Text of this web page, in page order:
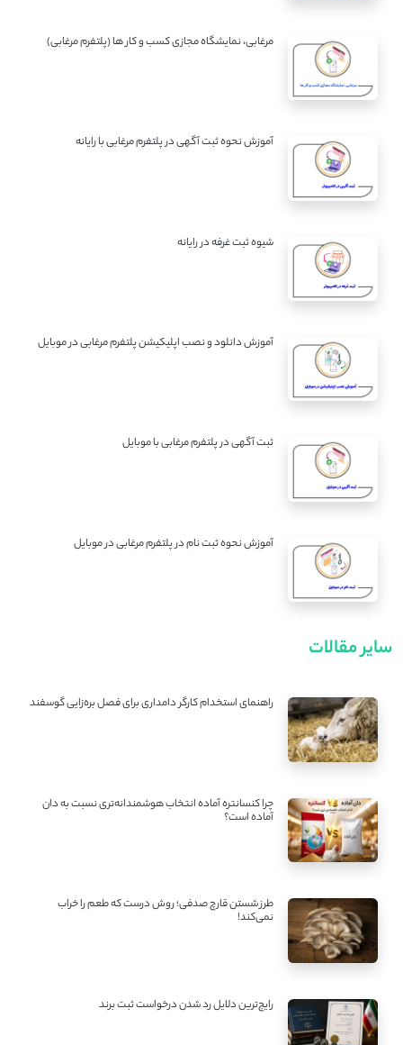
مرغابی، نمایشگاه مجازی کسب و کار ها (پلتفرم مرغابی)
آموزش نحوه ثبت آگهی در پلتفرم مرغابی با رایانه
شیوه ثبت غرفه در رایانه
آموزش دانلود و نصب اپلیکیشن پلتفرم مرغابی در موبایل
ثبت آگهی در پلتفرم مرغابی با موبایل
آموزش نحوه ثبت نام در پلتفرم مرغابی در موبایل
سایر مقالات
راهنمای استخدام کارگر دامداری برای فصل بره‌زایی گوسفند
چرا کنسانتره آماده انتخاب هوشمندانه‌تری نسبت به دان
آماده است؟
طرز شستن قارچ صدفی؛ روش درست که طعم را خراب
نمی‌کند!
رایج‌ترین دلایل رد شدن درخواست ثبت برند